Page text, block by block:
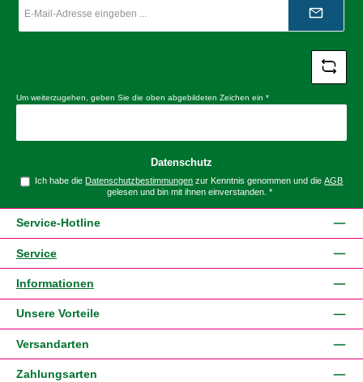
Mail-
*
Um weiterzugehen, geben Sie die oben abgebildeten Zeichen ein *
Datenschutz
Ich habe dieDatenschutzbestimmungen zur Kenntnis genommen und dieAGB
gelesen und bin mit ihnen einverstanden. *
Service-Hotline
Service
Informationen
Unsere Vorteile
Versandarten
Zahlungsarten